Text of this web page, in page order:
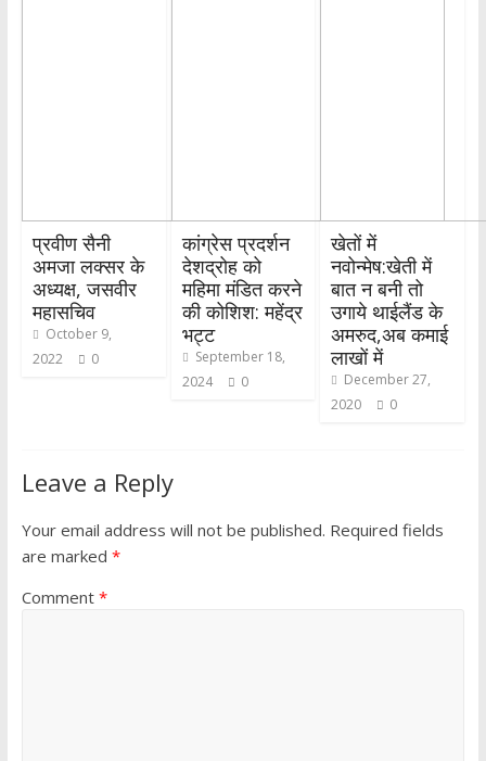
प्रवीण सैनी
अमजा लक्सर के
अध्यक्ष, जसवीर
महासचिव
October 9,
2022
0
कांग्रेस प्रदर्शन
देशद्रोह को
महिमा मंडित करने
की कोशिश: महेंद्र
भट्ट
September 18,
2024
0
खेतों में
नवोन्मेष:खेती में
बात न बनी तो
उगाये थाईलैंड के
अमरुद,अब कमाई
लाखों में
December 27,
2020
0
Leave a Reply
Your email address will not be published. Required fields
are marked *
Comment *